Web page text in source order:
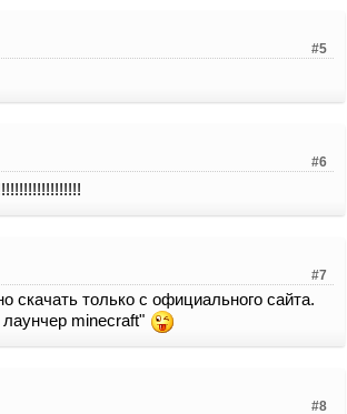
#5
#6
#7
скачать только с официального сайта.
minecraft"
#8